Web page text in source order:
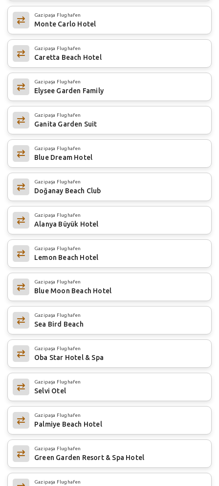
Gazipaşa Flughafen
Monte Carlo Hotel
Gazipaşa Flughafen
Caretta Beach Hotel
Gazipaşa Flughafen
Elysee Garden Family
Gazipaşa Flughafen
Ganita Garden Suit
Gazipaşa Flughafen
Blue Dream Hotel
Gazipaşa Flughafen
Doğanay Beach Club
Gazipaşa Flughafen
Alanya Büyük Hotel
Gazipaşa Flughafen
Lemon Beach Hotel
Gazipaşa Flughafen
Blue Moon Beach Hotel
Gazipaşa Flughafen
Sea Bird Beach
Gazipaşa Flughafen
Oba Star Hotel & Spa
Gazipaşa Flughafen
Selvi Otel
Gazipaşa Flughafen
Palmiye Beach Hotel
Gazipaşa Flughafen
Green Garden Resort & Spa Hotel
Gazipaşa Flughafen